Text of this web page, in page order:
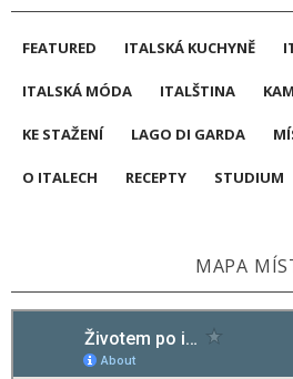
FEATURED ITALSKÁ KUCHYNĚ
ITALSKÁ MÓDA ITALŠTINA
KE STAŽENÍ LAGO DI GARDA
O ITALECH RECEPTY STUDIUM
MAPA